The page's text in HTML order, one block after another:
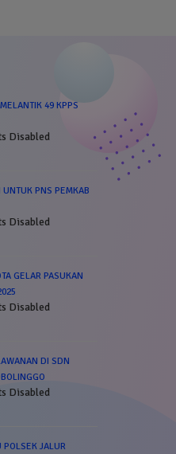
49 KPPS
Disabled
PNS PEMKAB
Disabled
GELAR PASUKAN
Disabled
DI SDN
Disabled
POLSEK JALUR